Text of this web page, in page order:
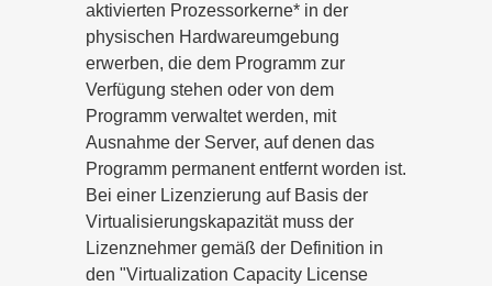
aktivierten Prozessorkerne* in der
physischen Hardwareumgebung
erwerben, die dem Programm zur
Verfügung stehen oder von dem
Programm verwaltet werden, mit
Ausnahme der Server, auf denen das
Programm permanent entfernt worden ist.
Bei einer Lizenzierung auf Basis der
Virtualisierungskapazität muss der
Lizenznehmer gemäß der Definition in
den "Virtualization Capacity License